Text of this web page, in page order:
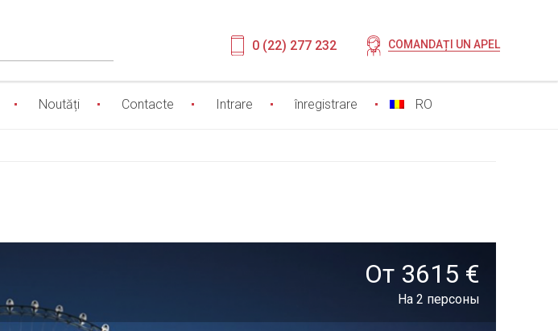
0 (22) 277 232 COMANDAȚI UN APEL
Noutăți Contacte Intrare înregistrare RO
От 3615 €
На 2 персоны